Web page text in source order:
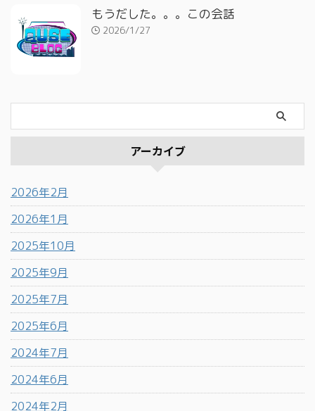
もうだした。。。この会話
2026/1/27
アーカイブ
2026年2月
2026年1月
2025年10月
2025年9月
2025年7月
2025年6月
2024年7月
2024年6月
2024年2月